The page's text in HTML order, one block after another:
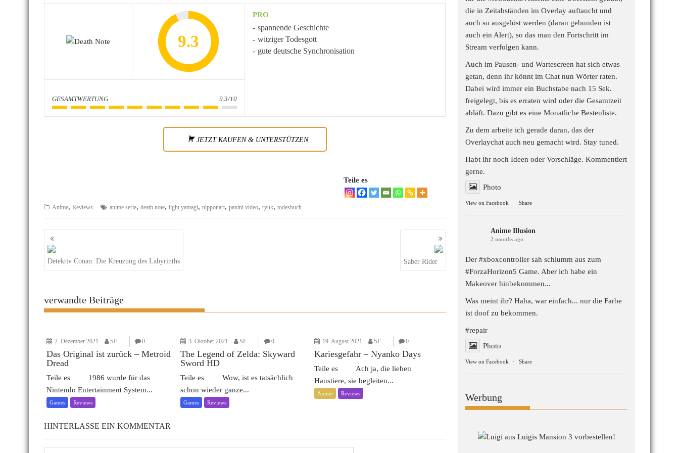
9.3
GESAMTWERTUNG 9.3/10
PRO
spannende Geschichte
witziger Todesgott
gute deutsche Synchronisation
JETZT KAUFEN & UNTERSTÜTZEN
Teile es
Anime, Reviews anime serie, death note, light yamagi, nipponart, panini video, ryuk, todesbuch
Beitragsnavigation
Detektiv Conan: Die Kreuzung des Labyrinths Saber Rider
verwandte Beiträge
2. Dezember 2021 SF 0
Das Original ist zurück – Metroid
Dread
Teile es 1986 wurde für das
Nintendo Entertainment System...
Games Reviews
3. Oktober 2021 SF 0
The Legend of Zelda: Skyward
Sword HD
Teile es Wow, ist es tatsächlich
schon wieder ganze...
Games Reviews
19. August 2021 SF 0
Kariesgefahr – Nyanko Days
Teile es Ach ja, die lieben
Haustiere, sie begleiten...
Anime Reviews
HINTERLASSE EIN KOMMENTAR
die in Zeitabständen im Overlay auftaucht und
auch so ausgelöst werden (daran gebunden ist
auch ein Alert), so das man den Fortschritt im
Stream verfolgen kann.
Auch im Pausen- und Wartescreen hat sich etwas
getan, denn ihr könnt im Chat nun Wörter raten.
Dabei wird immer ein Buchstabe nach 15 Sek.
freigelegt, bis es erraten wird oder die Gesamtzeit
abläft. Dazu gibt es eine Monatliche Bestenliste.
Zu dem arbeite ich gerade daran, das der
Overlaychat auch neu gemacht wird. Stay tuned.
Habt ihr noch Ideen oder Vorschläge. Kommentiert
gerne.
Photo
View on Facebook · Share
Anime Illusion
2 months ago
Der #xboxcontroller sah schlumm aus zum
#ForzaHorizon5 Game. Aber ich habe ein
Makeover hinbekommen...
Was meint ihr? Haha, war einfach... nur die Farbe
ist doof zu bekommen.
#repair
Photo
View on Facebook · Share
Werbung